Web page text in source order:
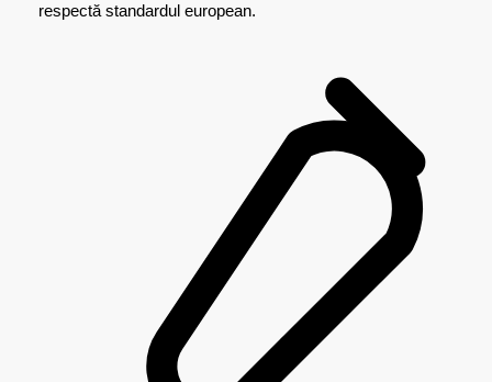
respectă standardul european.